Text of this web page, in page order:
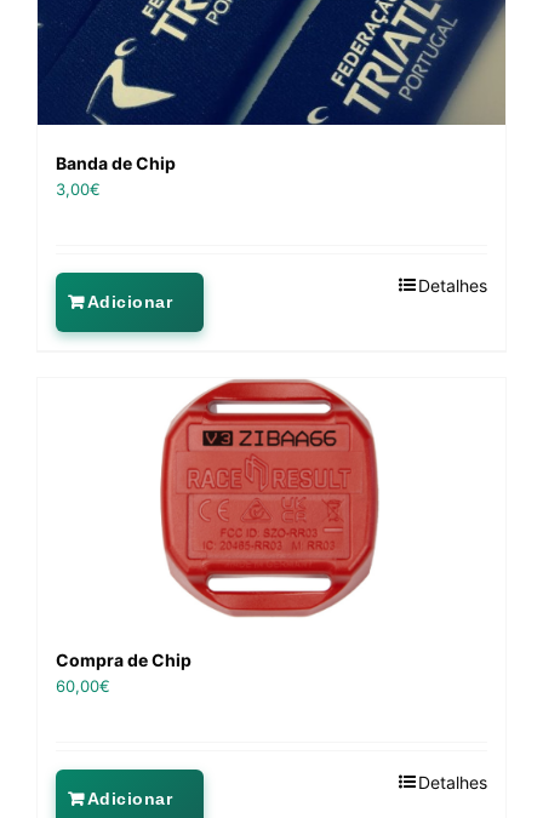
Banda de Chip
3,00€
Adicionar
Detalhes
Compra de Chip
60,00€
Adicionar
Detalhes